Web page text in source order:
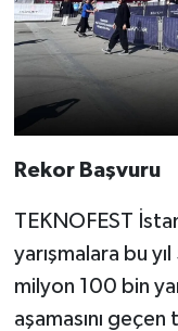
Rekor Başvuru
TEKNOFEST
yarışmalara bu
milyon 100 bin
aşamasını geçen